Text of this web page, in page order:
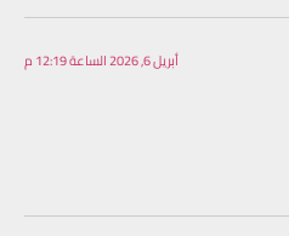
أبريل 6, 2026 الساعة 12:19 م